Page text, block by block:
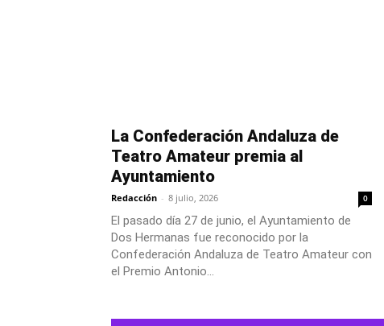
La Confederación Andaluza de
Teatro Amateur premia al
Ayuntamiento
Redacción - 8 julio, 2026 0
El pasado día 27 de junio, el Ayuntamiento de
Dos Hermanas fue reconocido por la
Confederación Andaluza de Teatro Amateur con
el Premio Antonio...